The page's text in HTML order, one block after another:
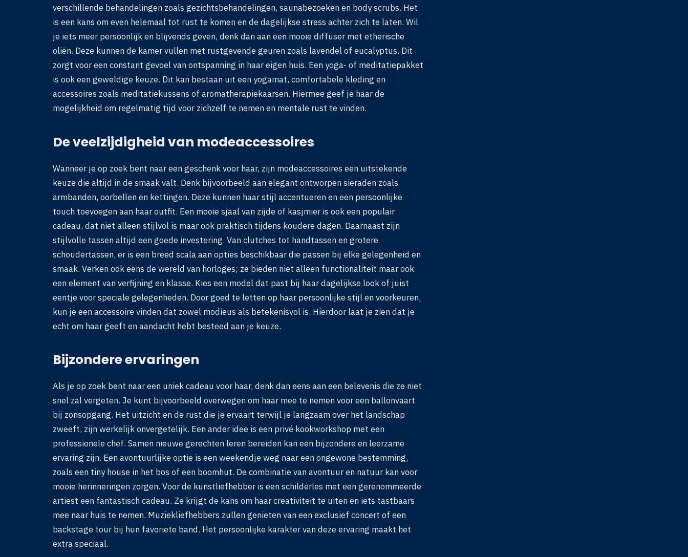
verschillende behandelingen zoals gezichtsbehandelingen, saunabezoeken en body scrubs. Het
is een kans om even helemaal tot rust te komen en de dagelijkse stress achter zich te laten. Wil
je iets meer persoonlijk en blijvends geven, denk dan aan een mooie diffuser met etherische
oliën. Deze kunnen de kamer vullen met rustgevende geuren zoals lavendel of eucalyptus. Dit
zorgt voor een constant gevoel van ontspanning in haar eigen huis. Een yoga- of meditatiepakket
is ook een geweldige keuze. Dit kan bestaan uit een yogamat, comfortabele kleding en
accessoires zoals meditatiekussens of aromatherapiekaarsen. Hiermee geef je haar de
mogelijkheid om regelmatig tijd voor zichzelf te nemen en mentale rust te vinden.
De veelzijdigheid van modeaccessoires
Wanneer je op zoek bent naar een geschenk voor haar, zijn modeaccessoires een uitstekende
keuze die altijd in de smaak valt. Denk bijvoorbeeld aan elegant ontworpen sieraden zoals
armbanden, oorbellen en kettingen. Deze kunnen haar stijl accentueren en een persoonlijke
touch toevoegen aan haar outfit. Een mooie sjaal van zijde of kasjmier is ook een populair
cadeau, dat niet alleen stijlvol is maar ook praktisch tijdens koudere dagen. Daarnaast zijn
stijlvolle tassen altijd een goede investering. Van clutches tot handtassen en grotere
schoudertassen, er is een breed scala aan opties beschikbaar die passen bij elke gelegenheid en
smaak. Verken ook eens de wereld van horloges; ze bieden niet alleen functionaliteit maar ook
een element van verfijning en klasse. Kies een model dat past bij haar dagelijkse look of juist
eentje voor speciale gelegenheden. Door goed te letten op haar persoonlijke stijl en voorkeuren,
kun je een accessoire vinden dat zowel modieus als betekenisvol is. Hierdoor laat je zien dat je
echt om haar geeft en aandacht hebt besteed aan je keuze.
Bijzondere ervaringen
Als je op zoek bent naar een uniek cadeau voor haar, denk dan eens aan een belevenis die ze niet
snel zal vergeten. Je kunt bijvoorbeeld overwegen om haar mee te nemen voor een ballonvaart
bij zonsopgang. Het uitzicht en de rust die je ervaart terwijl je langzaam over het landschap
zweeft, zijn werkelijk onvergetelijk. Een ander idee is een privé kookworkshop met een
professionele chef. Samen nieuwe gerechten leren bereiden kan een bijzondere en leerzame
ervaring zijn. Een avontuurlijke optie is een weekendje weg naar een ongewone bestemming,
zoals een tiny house in het bos of een boomhut. De combinatie van avontuur en natuur kan voor
mooie herinneringen zorgen. Voor de kunstliefhebber is een schilderles met een gerenommeerde
artiest een fantastisch cadeau. Ze krijgt de kans om haar creativiteit te uiten en iets tastbaars
mee naar huis te nemen. Muziekliefhebbers zullen genieten van een exclusief concert of een
backstage tour bij hun favoriete band. Het persoonlijke karakter van deze ervaring maakt het
extra speciaal.